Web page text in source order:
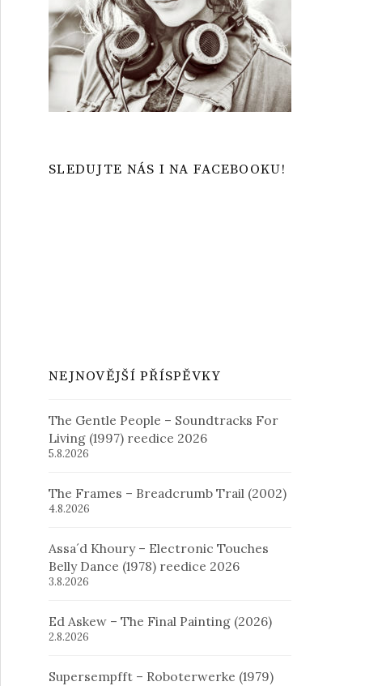
SLEDUJTE NÁS I NA FACEBOOKU!
NEJNOVĚJŠÍ PŘÍSPĚVKY
The Gentle People – Soundtracks For
Living (1997) reedice 2026
5.8.2026
The Frames – Breadcrumb Trail (2002)
4.8.2026
Assa´d Khoury – Electronic Touches
Belly Dance (1978) reedice 2026
3.8.2026
Ed Askew – The Final Painting (2026)
2.8.2026
Supersempfft – Roboterwerke (1979)